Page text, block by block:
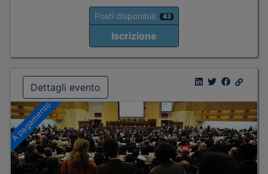
Posti disponibili: 43
Iscrizione
Dettagli evento
A pagamento